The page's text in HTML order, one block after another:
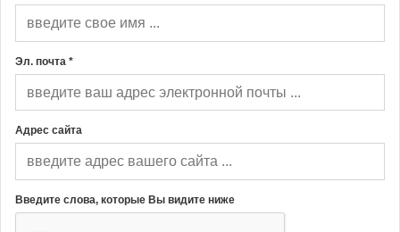
Эл. почта *
Адрес сайта
Введите слова, которые Вы видите ниже